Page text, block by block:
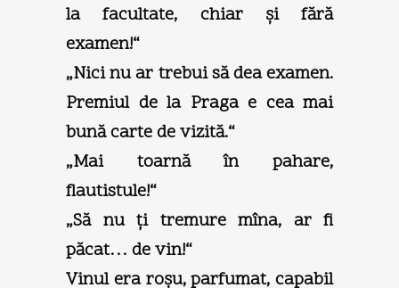
la facultate, chiar şi fără
examen!“
„Nici nu ar trebui să dea examen.
Premiul de la Praga e cea mai
bună carte de vizită.“
„Mai toarnă în pahare,
flautistule!“
„Să nu ţi tremure mîna, ar fi
păcat… de vin!“
Vinul era roşu, parfumat, capabil